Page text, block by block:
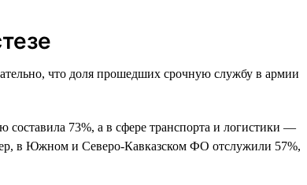
что доля прошедших срочную службу в армии
составила 73%, а в сфере транспорта и логистики —
в Южном и Северо-Кавказском ФО отслужили 57%,